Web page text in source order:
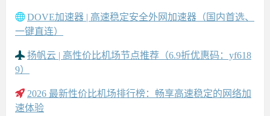
DOVE加速器 | 高速稳定安全外网加速器（国内首选、
一键直连）
扬帆云 | 高性价比机场节点推荐（6.9折优惠码：yf618
9）
2026 最新性价比机场排行榜：畅享高速稳定的网络加
速体验